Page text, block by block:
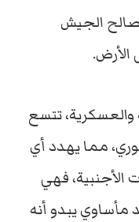
الجيش
تتسع
مما يهدد أي
الأجنبية، فهي
يبدو أنه